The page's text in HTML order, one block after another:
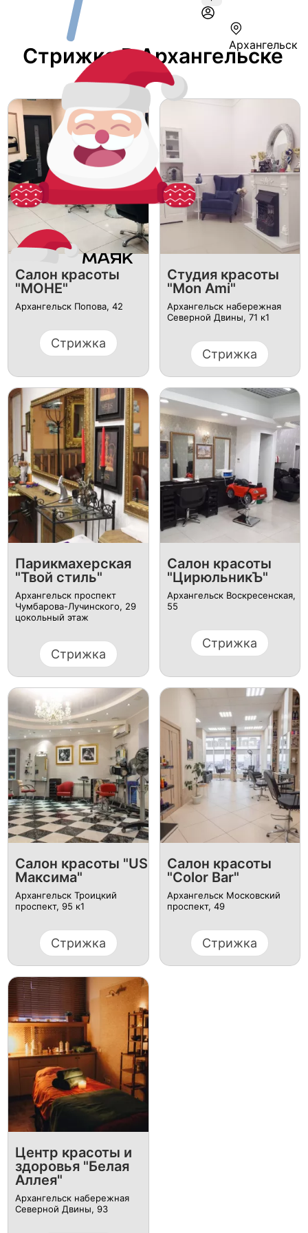
Архангельск
Стрижка В Архангельске
Cалон красоты
"МОНЕ"
Архангельск ​Попова, 42
Стрижка
Студия красоты
"Mon Ami"
Архангельск ​набережная
Северной Двины, 71 к1
Стрижка
Парикмахерская
"Твой стиль"
Архангельск ​проспект
Чумбарова-Лучинского, 29​
цокольный этаж
Стрижка
Салон красоты
"ЦирюльникЪ"
Архангельск ​Воскресенская,
55
Стрижка
Салон красоты "US
Максима"
Архангельск ​Троицкий
проспект, 95 к1
Стрижка
Салон красоты
"Color Bar"
Архангельск ​Московский
проспект, 49
Стрижка
Центр красоты и
здоровья "Белая
Аллея"
Архангельск ​набережная
Северной Двины, 93